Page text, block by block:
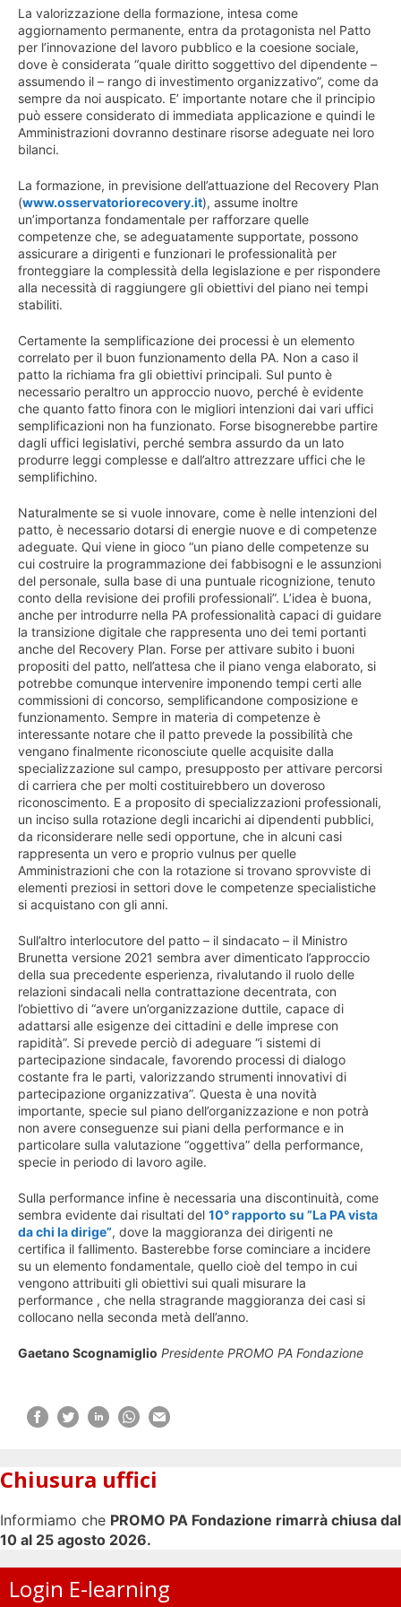
La valorizzazione della formazione, intesa come
aggiornamento permanente, entra da protagonista nel Patto
per l’innovazione del lavoro pubblico e la coesione sociale,
dove è considerata “quale diritto soggettivo del dipendente –
assumendo il – rango di investimento organizzativo”, come da
sempre da noi auspicato. E’ importante notare che il principio
può essere considerato di immediata applicazione e quindi le
Amministrazioni dovranno destinare risorse adeguate nei loro
bilanci.
La formazione, in previsione dell’attuazione del Recovery Plan
(www.osservatoriorecovery.it), assume inoltre
un’importanza fondamentale per rafforzare quelle
competenze che, se adeguatamente supportate, possono
assicurare a dirigenti e funzionari le professionalità per
fronteggiare la complessità della legislazione e per rispondere
alla necessità di raggiungere gli obiettivi del piano nei tempi
stabiliti.
Certamente la semplificazione dei processi è un elemento
correlato per il buon funzionamento della PA. Non a caso il
patto la richiama fra gli obiettivi principali. Sul punto è
necessario peraltro un approccio nuovo, perché è evidente
che quanto fatto finora con le migliori intenzioni dai vari uffici
semplificazioni non ha funzionato. Forse bisognerebbe partire
dagli uffici legislativi, perché sembra assurdo da un lato
produrre leggi complesse e dall’altro attrezzare uffici che le
semplifichino.
Naturalmente se si vuole innovare, come è nelle intenzioni del
patto, è necessario dotarsi di energie nuove e di competenze
adeguate. Qui viene in gioco “un piano delle competenze su
cui costruire la programmazione dei fabbisogni e le assunzioni
del personale, sulla base di una puntuale ricognizione, tenuto
conto della revisione dei profili professionali”. L’idea è buona,
anche per introdurre nella PA professionalità capaci di guidare
la transizione digitale che rappresenta uno dei temi portanti
anche del Recovery Plan. Forse per attivare subito i buoni
propositi del patto, nell’attesa che il piano venga elaborato, si
potrebbe comunque intervenire imponendo tempi certi alle
commissioni di concorso, semplificandone composizione e
funzionamento. Sempre in materia di competenze è
interessante notare che il patto prevede la possibilità che
vengano finalmente riconosciute quelle acquisite dalla
specializzazione sul campo, presupposto per attivare percorsi
di carriera che per molti costituirebbero un doveroso
riconoscimento. E a proposito di specializzazioni professionali,
un inciso sulla rotazione degli incarichi ai dipendenti pubblici,
da riconsiderare nelle sedi opportune, che in alcuni casi
rappresenta un vero e proprio vulnus per quelle
Amministrazioni che con la rotazione si trovano sprovviste di
elementi preziosi in settori dove le competenze specialistiche
si acquistano con gli anni.
Sull’altro interlocutore del patto – il sindacato – il Ministro
Brunetta versione 2021 sembra aver dimenticato l’approccio
della sua precedente esperienza, rivalutando il ruolo delle
relazioni sindacali nella contrattazione decentrata, con
l’obiettivo di “avere un’organizzazione duttile, capace di
adattarsi alle esigenze dei cittadini e delle imprese con
rapidità”. Si prevede perciò di adeguare “i sistemi di
partecipazione sindacale, favorendo processi di dialogo
costante fra le parti, valorizzando strumenti innovativi di
partecipazione organizzativa”. Questa è una novità
importante, specie sul piano dell’organizzazione e non potrà
non avere conseguenze sui piani della performance e in
particolare sulla valutazione “oggettiva” della performance,
specie in periodo di lavoro agile.
Sulla performance infine è necessaria una discontinuità, come
sembra evidente dai risultati del 10° rapporto su ”La PA vista
da chi la dirige”, dove la maggioranza dei dirigenti ne
certifica il fallimento. Basterebbe forse cominciare a incidere
su un elemento fondamentale, quello cioè del tempo in cui
vengono attribuiti gli obiettivi sui quali misurare la
performance , che nella stragrande maggioranza dei casi si
collocano nella seconda metà dell’anno.
Gaetano Scognamiglio Presidente PROMO PA Fondazione
Chiusura uffici
Informiamo che PROMO PA Fondazione rimarrà chiusa dal
10 al 25 agosto 2026.
Login E-learning